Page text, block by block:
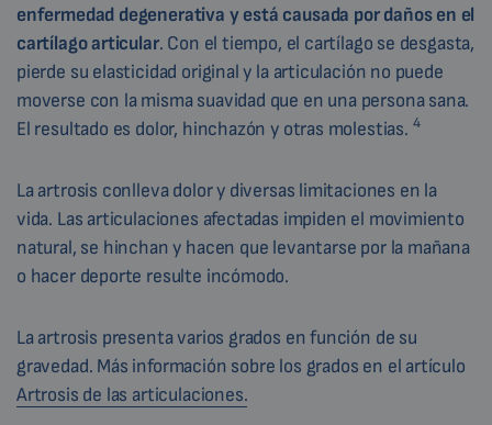
enfermedad degenerativa y está causada por daños en el
cartílago articular. Con el tiempo, el cartílago se desgasta,
pierde su elasticidad original y la articulación no puede
moverse con la misma suavidad que en una persona sana.
El resultado es dolor, hinchazón y otras molestias. 4
La artrosis conlleva dolor y diversas limitaciones en la
vida. Las articulaciones afectadas impiden el movimiento
natural, se hinchan y hacen que levantarse por la mañana
o hacer deporte resulte incómodo.
La artrosis presenta varios grados en función de su
gravedad. Más información sobre los grados en el artículo
Artrosis de las articulaciones.